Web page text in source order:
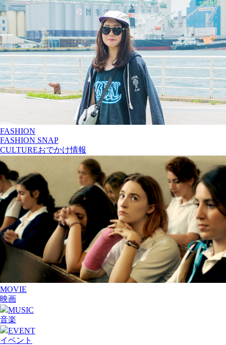
FASHION
FASHION SNAP
CULTUREおでかけ情報
MOVIE
映画
MUSIC
音楽
EVENT
イベント